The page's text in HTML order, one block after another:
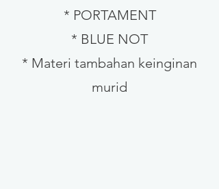
* PORTAMENT
* BLUE NOT
* Materi tambahan keinginan
murid